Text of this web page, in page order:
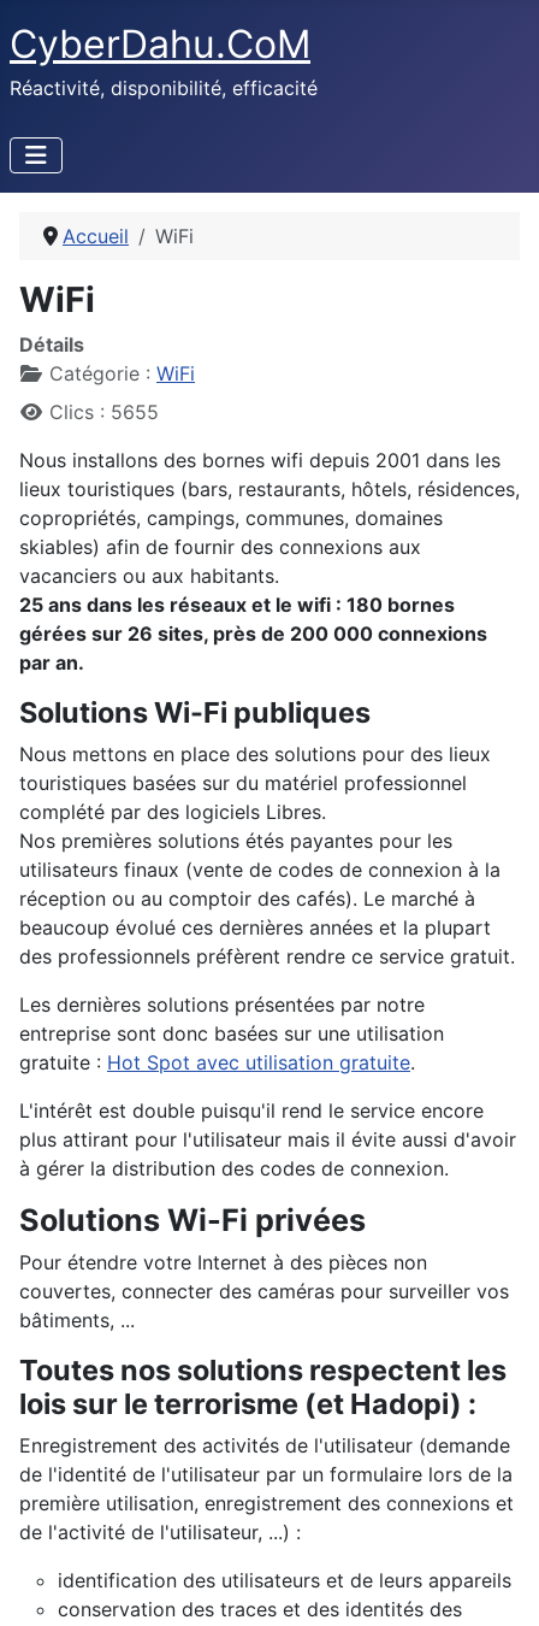
CyberDahu.CoM
Réactivité, disponibilité, efficacité
Accueil WiFi
WiFi
Détails
Catégorie : WiFi
Clics : 5655
Nous installons des bornes wifi depuis 2001 dans les
lieux touristiques (bars, restaurants, hôtels, résidences,
copropriétés, campings, communes, domaines
skiables) afin de fournir des connexions aux
vacanciers ou aux habitants.
25 ans dans les réseaux et le wifi : 180 bornes
gérées sur 26 sites, près de 200 000 connexions
par an.
Solutions Wi-Fi publiques
Nous mettons en place des solutions pour des lieux
touristiques basées sur du matériel professionnel
complété par des logiciels Libres.
Nos premières solutions étés payantes pour les
utilisateurs finaux (vente de codes de connexion à la
réception ou au comptoir des cafés). Le marché à
beaucoup évolué ces dernières années et la plupart
des professionnels préfèrent rendre ce service gratuit.
Les dernières solutions présentées par notre
entreprise sont donc basées sur une utilisation
gratuite : Hot Spot avec utilisation gratuite.
L'intérêt est double puisqu'il rend le service encore
plus attirant pour l'utilisateur mais il évite aussi d'avoir
à gérer la distribution des codes de connexion.
Solutions Wi-Fi privées
Pour étendre votre Internet à des pièces non
couvertes, connecter des caméras pour surveiller vos
bâtiments, ...
Toutes nos solutions respectent les
lois sur le terrorisme (et Hadopi) :
Enregistrement des activités de l'utilisateur (demande
de l'identité de l'utilisateur par un formulaire lors de la
première utilisation, enregistrement des connexions et
de l'activité de l'utilisateur, ...) :
identification des utilisateurs et de leurs appareils
conservation des traces et des identités des